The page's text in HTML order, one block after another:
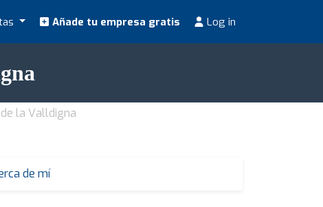
Añade tu empresa gratis Log in
la Valldigna
de mí